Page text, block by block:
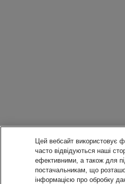
Цей вебсайт використовує
часто відвідуються наші
ефективними, а також для
постачальникам, що
інформацією про обробку